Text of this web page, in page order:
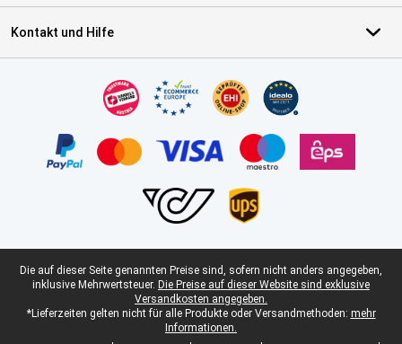
Kontakt und Hilfe
Juristische Fußzeile
Die auf dieser Seite genannten Preise sind, sofern nicht anders angegeben,
inklusive Mehrwertsteuer. Die Preise auf dieser Website sind exklusive
Versandkosten angegeben.
*Lieferzeiten gelten nicht für alle Produkte oder Versandmethoden: mehr
Informationen.